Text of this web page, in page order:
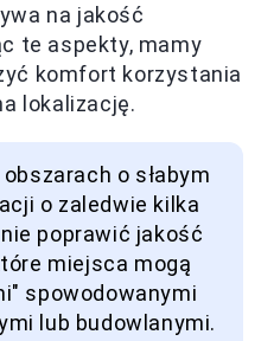
na jakość
te aspekty, mamy
komfort korzystania
lokalizację.
o słabym
o zaledwie kilka
poprawić jakość
miejsca mogą
spowodowanymi
lub budowlanymi.